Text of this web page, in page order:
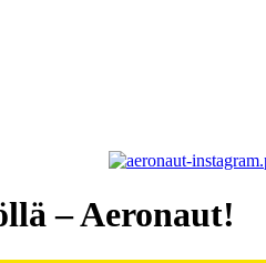
– Aeronaut!